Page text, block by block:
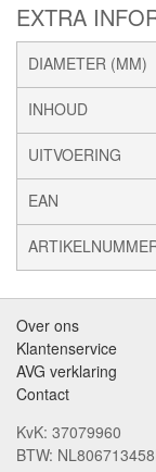
EXTRA
DIAMETER (MM)
INHOUD
UITVOERING
EAN
Over ons
Klantenservice
AVG verklaring
Contact
KvK: 37079960
BTW: